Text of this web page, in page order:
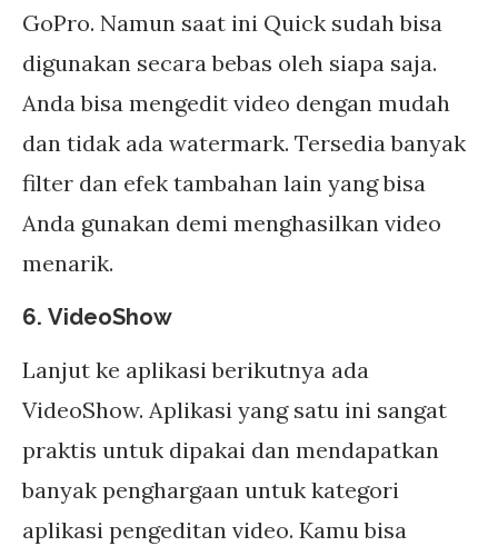
GoPro. Namun saat ini Quick sudah bisa
digunakan secara bebas oleh siapa saja.
Anda bisa mengedit video dengan mudah
dan tidak ada watermark. Tersedia banyak
filter dan efek tambahan lain yang bisa
Anda gunakan demi menghasilkan video
menarik.
6. VideoShow
Lanjut ke aplikasi berikutnya ada
VideoShow. Aplikasi yang satu ini sangat
praktis untuk dipakai dan mendapatkan
banyak penghargaan untuk kategori
aplikasi pengeditan video. Kamu bisa